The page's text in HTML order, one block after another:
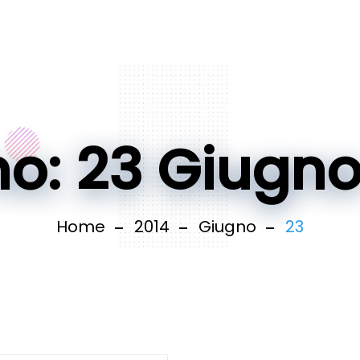
23
Home 2014 Giugno 23